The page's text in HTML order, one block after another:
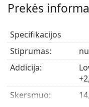
–
leidžia beveik
sudarant minkštą
Labai didelis
užtikrina, kad
per lęšį į akį,
Patogus keitimas
išmesti ir pakeisti
Prekės
Specifikacijos
Stiprumas:
Addicija:
Skersmuo: